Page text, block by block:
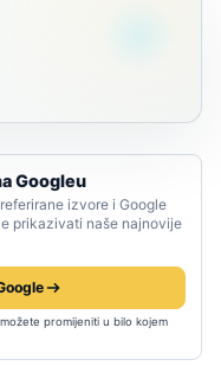
Googleu
izvore i Google
prikazivati naše najnovije
promijeniti u bilo kojem